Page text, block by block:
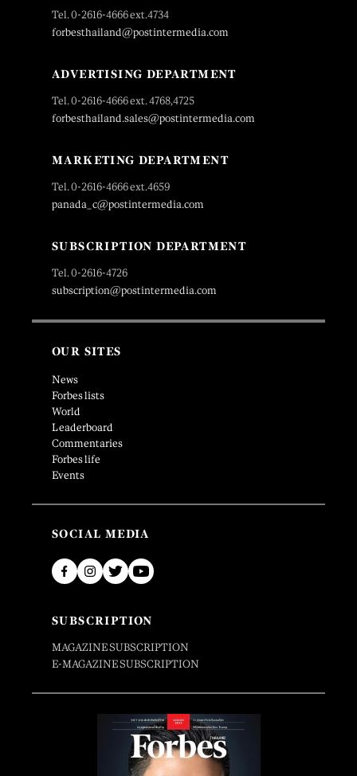
Tel. 0-2616-4666 ext.4734
forbesthailand@postintermedia.com
ADVERTISING DEPARTMENT
Tel. 0-2616-4666 ext. 4768,4725
forbesthailand.sales@postintermedia.com
MARKETING DEPARTMENT
Tel. 0-2616-4666 ext.4659
panada_c@postintermedia.com
SUBSCRIPTION DEPARTMENT
Tel. 0-2616-4726
subscription@postintermedia.com
OUR SITES
News
Forbes lists
World
Leaderboard
Commentaries
Forbes life
Events
SOCIAL MEDIA
SUBSCRIPTION
MAGAZINE SUBSCRIPTION
E-MAGAZINE SUBSCRIPTION